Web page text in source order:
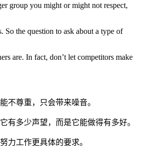
group you might or might not respect,
the question to ask about a type of
are. In fact, don’t let competitors make
不尊重，只会带来噪音。
有多少声望，而是它能做得有多好。
力工作更具体的要求。